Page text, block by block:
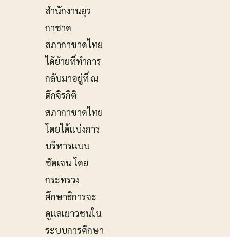
สำนักงานยุว
กาชาด
สภากาชาดไทย
ได้ย้ายที่ทำการ
กลับมาอยู่ที่ ณ
ตึกจิรกิติ
สภากาชาดไทย
โดยได้แบ่งการ
บริหารแบบ
ชัดเจน โดย
กระทรวง
ศึกษาธิการจะ
ดูแลเยาวชนใน
ระบบการศึกษา